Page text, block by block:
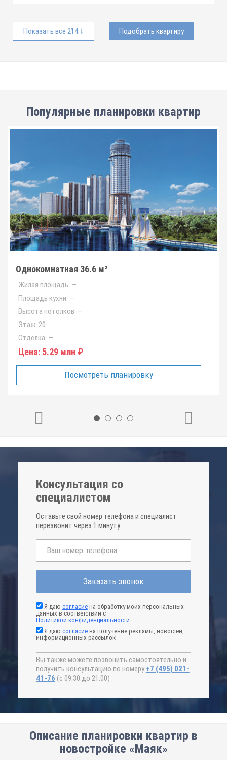
Показать все 214 ↓ Подобрать квартиру
Популярные планировки квартир
Однокомнатная 36.6 м²
Жилая площадь: —
Площадь кухни: —
Высота потолков: —
Этаж: 20
Отделка: —
Цена: 5.29 млн ₽
Посмотреть планировку
Консультация со
специалистом
Оставьте свой номер телефона и специалист
перезвонит через 1 минуту
Заказать звонок
Я даю согласиена обработку моих персональных
данных в соответствии с
Политикой конфиденциальности
Я даю согласиена получение рекламы, новостей,
информационных рассылок
Вы также можете позвонить самостоятельно и
получить консультацию по номеру +7 (495) 021-
41-76 (с 09:30 до 21:00)
Описание планировки квартир в
новостройке «Маяк»